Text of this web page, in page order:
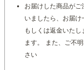
お届けした商品が
いましたら、お届け
もしくは返金いた
ます。 また、ご不
さい